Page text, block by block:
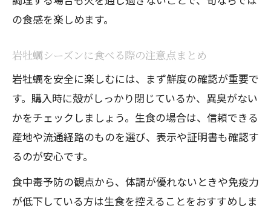
の食感を楽しめます。
岩牡蠣シーズンに食べる際の注意点まとめ
岩牡蠣を安全に楽しむには、まず鮮度の確認が重要で
す。購入時に殻がしっかり閉じているか、異臭がない
かをチェックしましょう。生食の場合は、信頼できる
産地や流通経路のものを選び、表示や証明書も確認す
るのが安心です。
食中毒予防の観点から、体調が優れないときや免疫力
が低下している方は生食を控えることをおすすめしま